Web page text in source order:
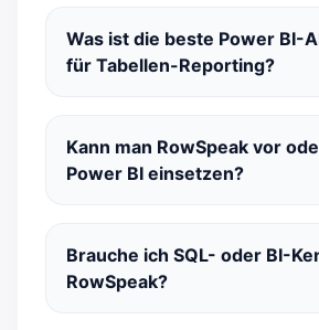
Was ist die beste Power BI-
für Tabellen-Reporting?
Kann man RowSpeak vor
Power BI einsetzen?
Brauche ich SQL- oder BI-
RowSpeak?